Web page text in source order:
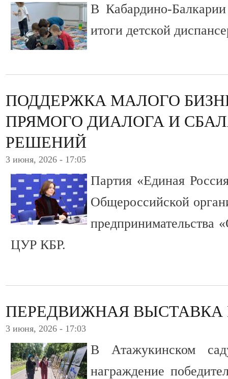
В Кабардино-
итоги детской
ПОДДЕРЖКА МАЛОГО
ПРЯМОГО ДИАЛОГА И
РЕШЕНИЙ
3 июня, 2026 - 17:05
Партия «Единая
Общероссийской
предпринимательства
ЦУР КБР.
ПЕРЕДВИЖНАЯ ВЫСТАВКА
3 июня, 2026 - 17:03
В Атажукинском
награждение